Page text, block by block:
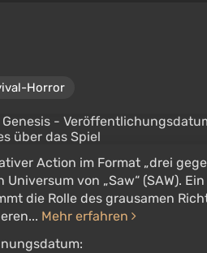
Horror
Action im Format „drei
Universum von „Saw“ (SAW).
die Rolle des grausamen
Mehr erfahren